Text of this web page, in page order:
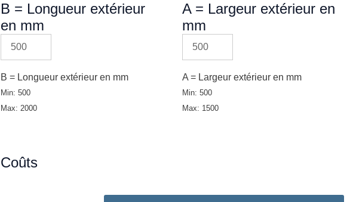
B = Longueur extérieur
en mm
B = Longueur extérieur en mm
Min: 500
Max: 2000
A = Largeur extérieur en
mm
A = Largeur extérieur en mm
Min: 500
Max: 1500
Coûts
haute
en
acier